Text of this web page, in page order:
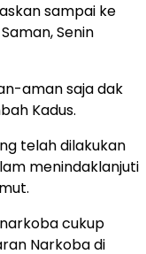
sampai ke
Senin
aman saja dak
Kadus.
telah dilakukan
menindaklanjuti
cukup
Narkoba di